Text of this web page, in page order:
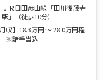
ＪＲ日田彦山線「田川後藤寺
駅」（徒歩10分）
収】18.3万円 ～ 28.0万円程
※諸手当込